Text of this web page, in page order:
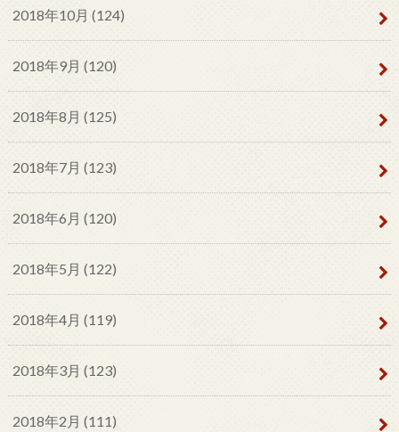
2018年10月 (124)
2018年9月 (120)
2018年8月 (125)
2018年7月 (123)
2018年6月 (120)
2018年5月 (122)
2018年4月 (119)
2018年3月 (123)
2018年2月 (111)